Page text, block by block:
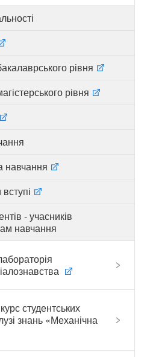
рівня
рівня
навчання
- учасників
навчання
студентських
знань «Механічна